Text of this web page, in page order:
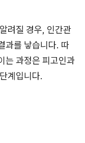
려질 경우, 인간관
과를 낳습니다. 따
는 과정은 피고인과
계입니다.